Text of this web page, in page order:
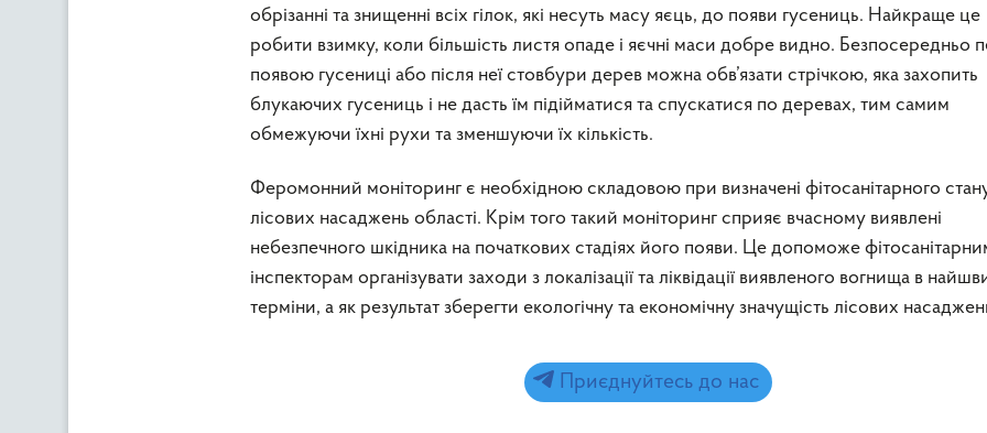
обрізанні та знищенні всіх гілок, які несуть масу яєць, до появи гусениць. Найкраще це
робити взимку, коли більшість листя опаде і яєчні маси добре видно. Безпосередньо
появою гусениці або після неї стовбури дерев можна обв’язати стрічкою, яка захопить
блукаючих гусениць і не дасть їм підійматися та спускатися по деревах, тим самим
обмежуючи їхні рухи та зменшуючи їх кількість.
Феромонний моніторинг є необхідною складовою при визначені фітосанітарного
лісових насаджень області. Крім того такий моніторинг сприяє вчасному виявлені
небезпечного шкідника на початкових стадіях його появи. Це допоможе
інспекторам організувати заходи з локалізації та ліквідації виявленого вогнища в
терміни, а як результат зберегти екологічну та економічну значущість лісових
Приєднуйтесь до нас